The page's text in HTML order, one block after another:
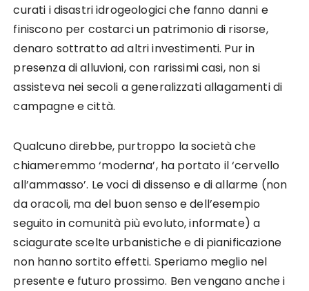
curati i disastri idrogeologici che fanno danni e
finiscono per costarci un patrimonio di risorse,
denaro sottratto ad altri investimenti. Pur in
presenza di alluvioni, con rarissimi casi, non si
assisteva nei secoli a generalizzati allagamenti di
campagne e città.
Qualcuno direbbe, purtroppo la società che
chiameremmo ‘moderna’, ha portato il ‘cervello
all’ammasso’. Le voci di dissenso e di allarme (non
da oracoli, ma del buon senso e dell’esempio
seguito in comunità più evoluto, informate) a
sciagurate scelte urbanistiche e di pianificazione
non hanno sortito effetti. Speriamo meglio nel
presente e futuro prossimo. Ben vengano anche i